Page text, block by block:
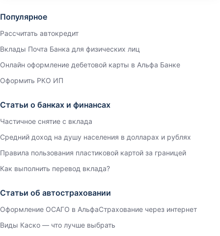
Популярное
Рассчитать автокредит
Вклады Почта Банка для физических лиц
Онлайн оформление дебетовой карты в Альфа Банке
Оформить РКО ИП
Статьи о банках и финансах
Частичное снятие с вклада
Средний доход на душу населения в долларах и рублях
Правила пользования пластиковой картой за границей
Как выполнить перевод вклада?
Статьи об автостраховании
Оформление ОСАГО в АльфаСтрахование через интернет
Виды Каско — что лучше выбрать